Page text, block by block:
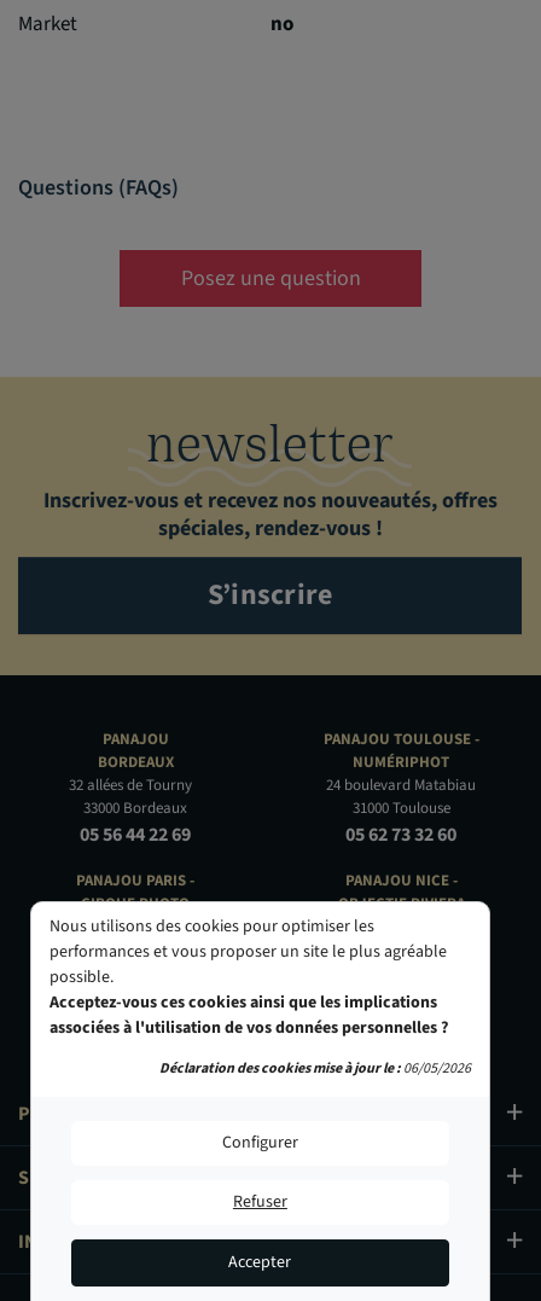
899,90 €
Market
no
Questions (FAQs)
Posez une question
newsletter
Inscrivez-vous et recevez nos nouveautés, offres
spéciales, rendez-vous !
S’inscrire
PANAJOU
BORDEAUX
32 allées de Tourny
33000 Bordeaux
05 56 44 22 69
PANAJOU PARIS -
CIRQUE PHOTO
9, bd des Filles-du-Calvaire
75003 Paris
01 40 29 91 91
PRODUITS
SERVICES
INFORMATIONS
PANAJOU TOULOUSE -
NUMÉRIPHOT
24 boulevard Matabiau
31000 Toulouse
05 62 73 32 60
PANAJOU NICE -
OBJECTIF RIVIERA
24 Rue de l'Hôtel des Postes
06000 Nice
Nous utilisons des cookies pour optimiser les
performances et vous proposer un site le plus agréable
possible.
Acceptez-vous ces cookies ainsi que les implications
associées à l'utilisation de vos données personnelles ?
Configurer
Refuser
Accepter
Déclaration des cookies mise à jour le :06/05/2026